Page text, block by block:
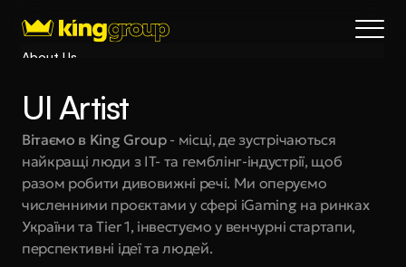
About Us
Services
Process
Coming Soon
King Interns
Legal
404
UI Artist
Вітаємо в King Group - місці, де зустрічаються
найкращі люди з IT- та гемблінг-індустрії, щоб
разом робити дивовижні речі. Ми оперуємо
численними проєктами у сфері iGaming на ринках
України та Tier 1, інвестуємо у венчурні стартапи,
перспективні ідеї та людей.